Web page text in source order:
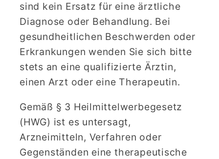
sind kein Ersatz für eine ärztliche
Diagnose oder Behandlung. Bei
gesundheitlichen Beschwerden oder
Erkrankungen wenden Sie sich bitte
stets an eine qualifizierte Ärztin,
einen Arzt oder eine Therapeutin.
Gemäß § 3 Heilmittelwerbegesetz
(HWG) ist es untersagt,
Arzneimitteln, Verfahren oder
Gegenständen eine therapeutische